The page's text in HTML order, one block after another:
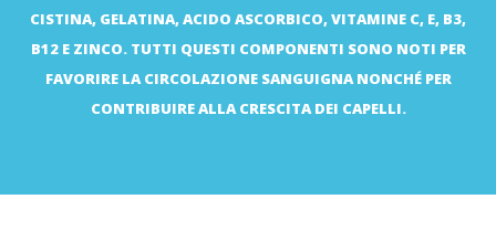
CISTINA, GELATINA, ACIDO ASCORBICO, VITAMINE C, E, B3,
B12 E ZINCO. TUTTI QUESTI COMPONENTI SONO NOTI PER
FAVORIRE LA CIRCOLAZIONE SANGUIGNA NONCHÉ PER
CONTRIBUIRE ALLA CRESCITA DEI CAPELLI.